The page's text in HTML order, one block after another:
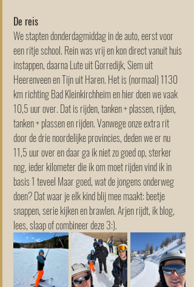
De reis
We stapten donderdagmiddag in de auto, eerst voor
een ritje school. Rein was vrij en kon direct vanuit huis
instappen, daarna Lute uit Gorredijk, Siem uit
Heerenveen en Tijn uit Haren. Het is (normaal) 1130
km richting Bad Kleinkirchheim en hier doen we vaak
10,5 uur over. Dat is rijden, tanken + plassen, rijden,
tanken + plassen en rijden. Vanwege onze extra rit
door de drie noordelijke provincies, deden we er nu
11,5 uur over en daar ga ik niet zo goed op, sterker
nog, ieder kilometer die ik om moet rijden vind ik in
basis 1 teveel Maar goed, wat de jongens onderweg
doen? Dat waar je elk kind blij mee maakt: beetje
snappen, serie kijken en brawlen. Arjen rijdt, ik blog,
lees, slaap of combineer deze 3:).